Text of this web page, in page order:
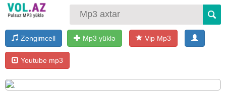
Zengimcell Mp3 yüklə Vip Mp3
Youtube mp3